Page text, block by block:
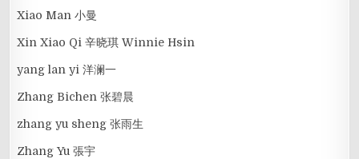
Xiao Man 小曼
Xin Xiao Qi 辛晓琪 Winnie Hsin
yang lan yi 洋澜一
Zhang Bichen 张碧晨
zhang yu sheng 张雨生
Zhang Yu 張宇